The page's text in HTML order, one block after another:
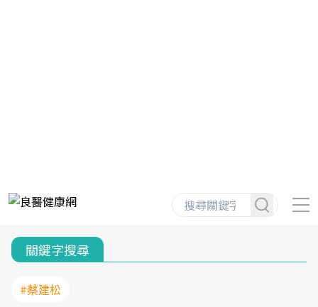
關鍵字搜尋
#蔡建松